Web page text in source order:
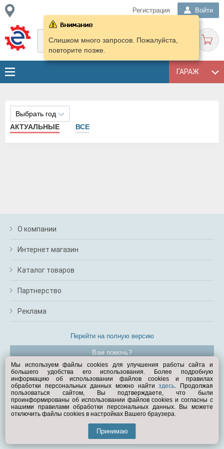
Регистрация Войти
ГАРАЖ
Слишком много запросов. Пожалуйста,
повторите позже.
Выбрать год
АКТУАЛЬНЫЕ
ВСЕ
О компании
Интернет магазин
Каталог товаров
Партнерство
Реклама
Перейти на полную версию
Вам помочь?
© Exist.ru 1998—2026
Мы используем файлы cookies для улучшения работы сайта и
большего удобства его использования. Более подробную
информацию об использовании файлов cookies и правилах
обработки персональных данных можно найтиздесь. Продолжая
пользоваться сайтом, Вы подтверждаете, что были
проинформированы об использовании файлов cookies и согласны с
нашими правилами обработки персональных данных. Вы можете
отключить файлы cookies в настройках Вашего браузера.
Принимаю